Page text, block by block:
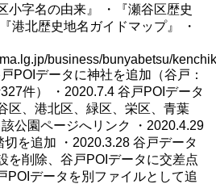
小字名の由来』 ・『瀬谷区歴史
港北歴史地名ガイドマップ』 ・
business/bunyabetsu/
POIデータに神社を追加（谷戸：
件） ・2020.7.4 谷戸POIデータ
区、港北区、緑区、栄区、青葉
公園ページへリンク ・2020.4.29
を追加 ・2020.3.28 谷戸データ
を削除、谷戸POIデータに交差点
POIデータを別ファイルとして追